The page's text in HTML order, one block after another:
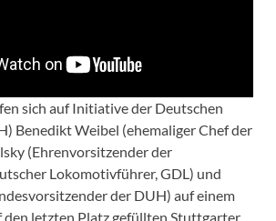
sich auf Initiative der Deutschen
Benedikt Weibel (ehemaliger Chef der
(Ehrenvorsitzender der
Lokomotivführer, GDL) und
der DUH) auf einem
den letzten Platz gefüllten Stuttgarter